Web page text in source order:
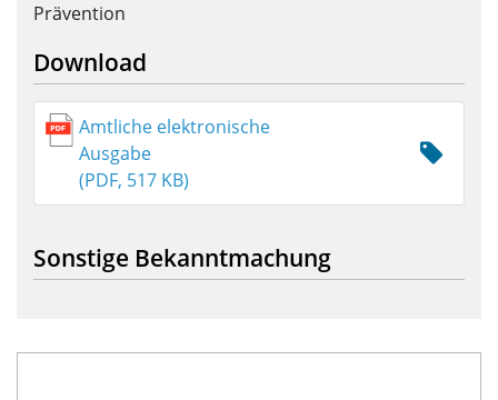
Prävention
Download
Amtliche elektronische
Ausgabe
(PDF, 517 KB)
Sonstige Bekanntmachung